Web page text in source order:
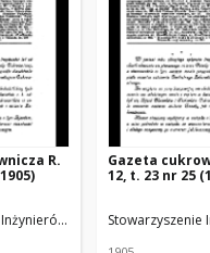
R.
i Techników
Gazeta
12, t. 23 nr 25
Stowarzyszenie